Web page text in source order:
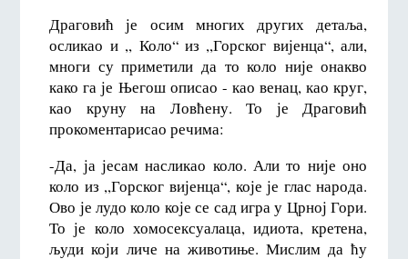
Драговић је осим многих других детаља,
осликао и ,, Коло“ из ,,Горског вијенца“, али,
многи су приметили да то коло није онакво
како га је Његош описао - као венац, као круг,
као круну на Ловћену. То је Драговић
прокоментарисао речима:
-Да, ја јесам насликао коло. Али то није оно
коло из ,,Горског вијенца“, које је глас народа.
Ово је лудо коло које се сад игра у Црној Гори.
То је коло хомосексуалаца, идиота, кретена,
људи који личе на животиње. Мислим да ћу